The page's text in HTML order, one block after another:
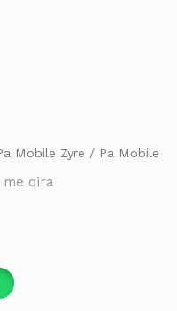
Mobile Zyre / Pa Mobile
me qira